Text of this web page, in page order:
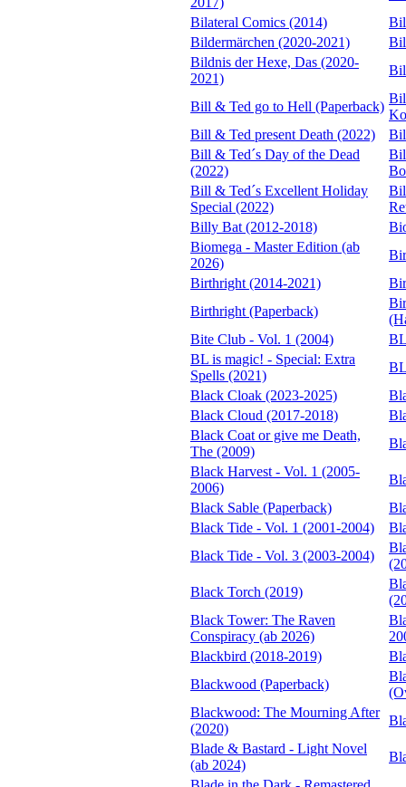
Bilateral Comics (2014)
Bildermärchen (2020-2021)
Bildnis der Hexe, Das (2020-
2021)
Bill & Ted go to Hell (Paperback)
Bill & Ted present Death (2022)
Bill & Ted´s Day of the Dead
(2022)
Bill & Ted´s Excellent Holiday
Special (2022)
Billy Bat (2012-2018)
Biomega - Master Edition (ab
2026)
Birthright (2014-2021)
Birthright (Paperback)
Bite Club - Vol. 1 (2004)
BL is magic! - Special: Extra
Spells (2021)
Black Cloak (2023-2025)
Black Cloud (2017-2018)
Black Coat or give me Death,
The (2009)
Black Harvest - Vol. 1 (2005-
2006)
Black Sable (Paperback)
Black Tide - Vol. 1 (2001-2004)
Black Tide - Vol. 3 (2003-2004)
Black Torch (2019)
Black Tower: The Raven
Conspiracy (ab 2026)
Blackbird (2018-2019)
Blackwood (Paperback)
Blackwood: The Mourning After
(2020)
Blade & Bastard - Light Novel
(ab 2024)